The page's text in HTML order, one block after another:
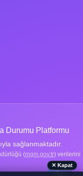
Durumu Platformu
sağlanmaktadır.
(mgm.gov.tr) verilerini
✕ Kapat